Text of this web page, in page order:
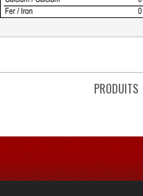
PRODUITS